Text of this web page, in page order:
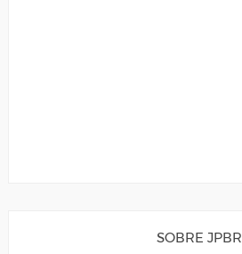
SOBRE JPBR